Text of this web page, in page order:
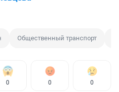
Общественный транспорт
0 0 0